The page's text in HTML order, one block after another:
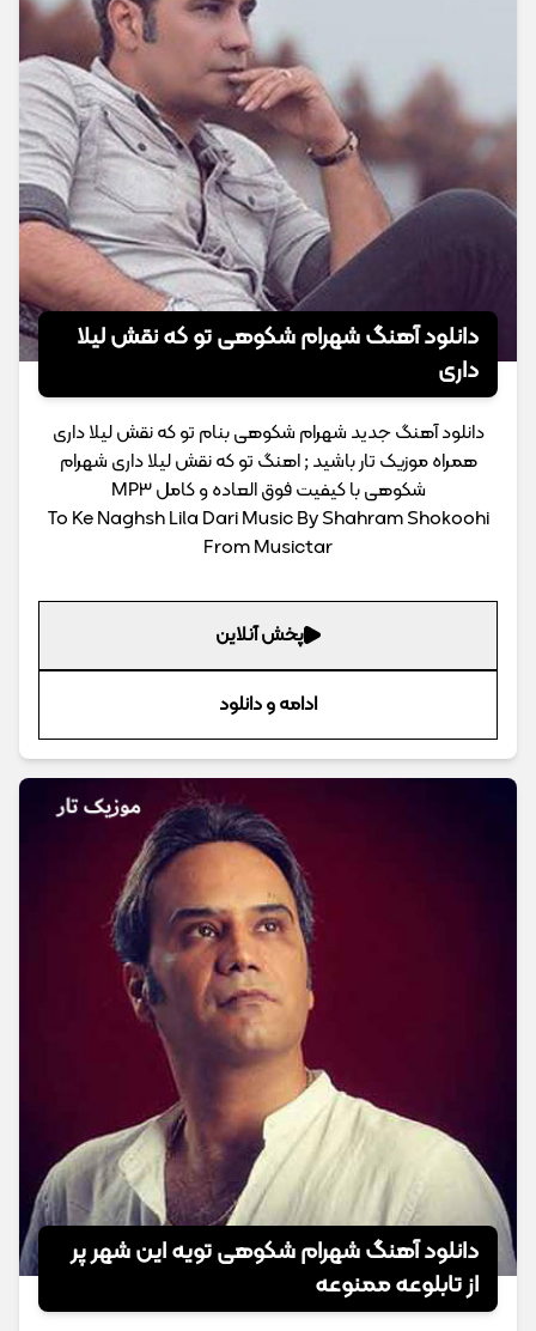
دانلود آهنگ شهرام شکوهی تو که نقش لیلا
داری
دانلود آهنگ جدید شهرام شکوهی بنام تو که نقش لیلا داری
همراه موزیک تار باشید ; اهنگ تو که نقش لیلا داری شهرام
شکوهی با کیفیت فوق العاده و کامل MP3
To Ke Naghsh Lila Dari Music By Shahram Shokoohi
From Musictar
پخش آنلاین
ادامه و دانلود
دانلود آهنگ شهرام شکوهی تویه این شهر پر
از تابلوعه ممنوعه